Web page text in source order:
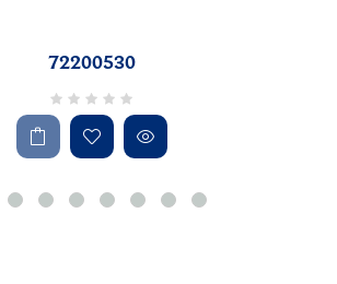
72200530